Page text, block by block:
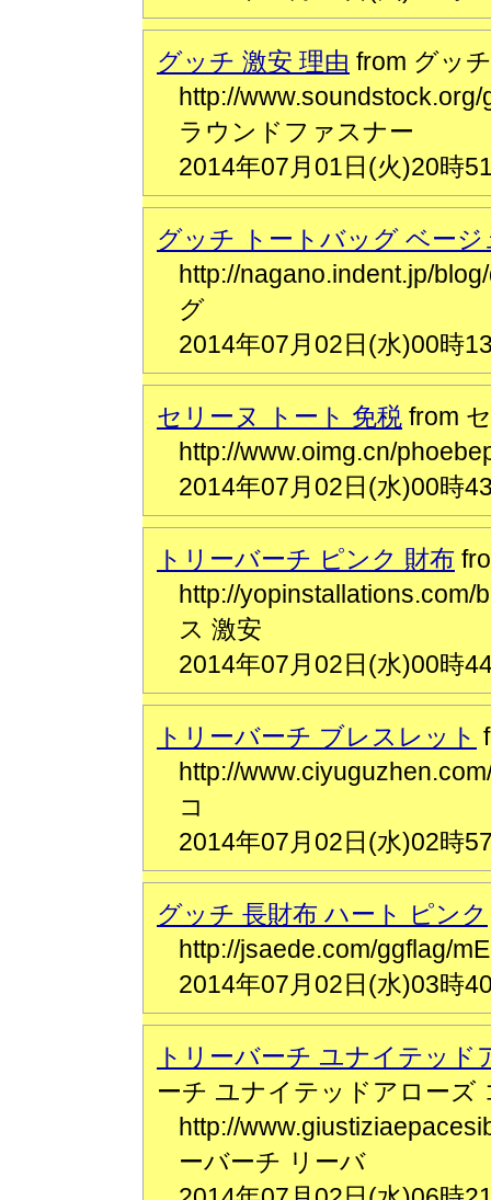
グッチ 激安 理由 from グッ
http://
ラウンドファスナー
2014年07月01日(火)20時
グッチ トートバッグ ベージ
http://nagano.indent.jp/
グ
2014年07月02日(水)00時
セリーヌ トート 免税 from
http://www.oimg.cn/
2014年07月02日(水)00時
トリーバーチ ピンク 財布
http://
ス 激安
2014年07月02日(水)00時
トリーバーチ ブレスレット
http://
コ
2014年07月02日(水)02時
グッチ 長財布 ハート ピンク
http://jsaede.com/ggflag/
2014年07月02日(水)03時
トリーバーチ ユナイテッ
ーチ ユナイテッドアローズ
http://
ーバーチ リーバ